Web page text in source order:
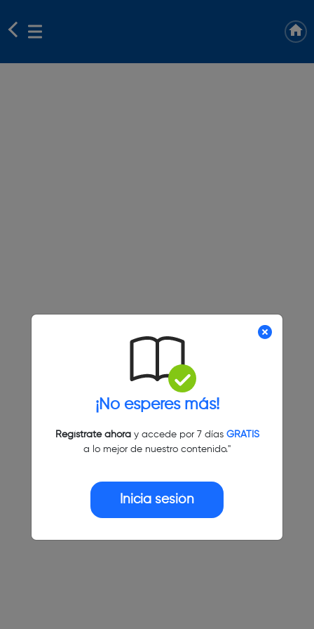
¡No esperes más!
Regístrate ahoray accede por 7 días GRATIS
a lo mejor de nuestro contenido."
Inicia sesión